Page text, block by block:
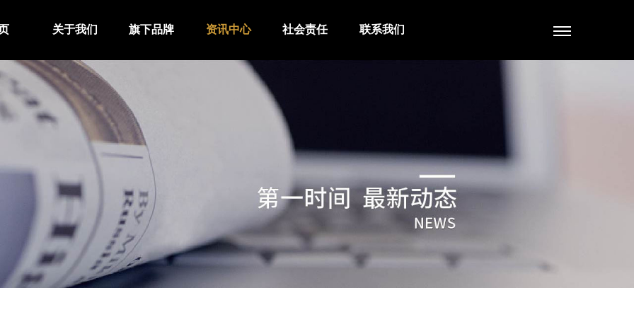
关于我们 旗下品牌 资讯中心 社会责任 联系我们